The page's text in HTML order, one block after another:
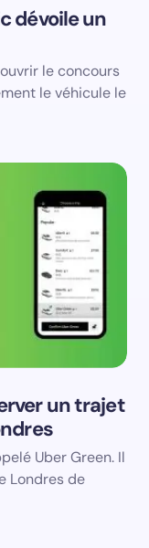
for the
dévoile un
le concours
le véhicule le
un trajet
Uber Green. Il
Londres de